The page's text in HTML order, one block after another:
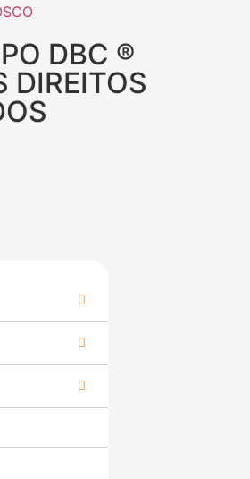
DBC ®
DIREITOS